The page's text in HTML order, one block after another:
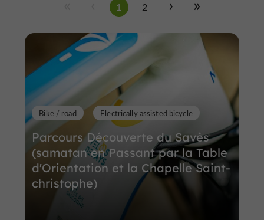
1 2
Parcours Découverte du Savès
(samatan en Passant par la Table
d'Orientation et la Chapelle Saint-
christophe)
Bike / road Electrically assisted bicycle